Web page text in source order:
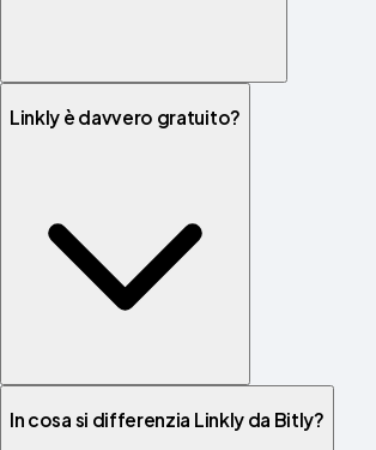
Linkly è davvero gratuito?
In cosa si differenzia Linkly da Bitly?